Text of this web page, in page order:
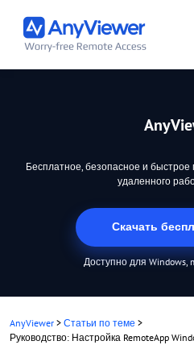
Бесплатное, безопасное и
удаленного
Скачать
Доступно для Windows,
AnyViewer > Статьи по теме >
Руководство: Настройка RemoteApp